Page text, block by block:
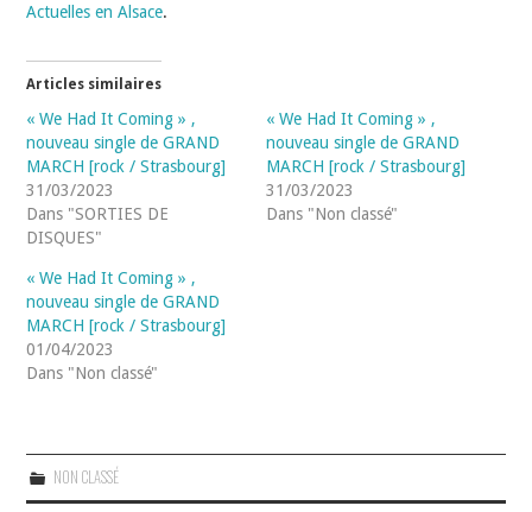
Actuelles en Alsace.
Articles similaires
« We Had It Coming » ,
nouveau single de GRAND
MARCH [rock / Strasbourg]
31/03/2023
Dans "SORTIES DE
DISQUES"
« We Had It Coming » ,
nouveau single de GRAND
MARCH [rock / Strasbourg]
31/03/2023
Dans "Non classé"
« We Had It Coming » ,
nouveau single de GRAND
MARCH [rock / Strasbourg]
01/04/2023
Dans "Non classé"
NON CLASSÉ